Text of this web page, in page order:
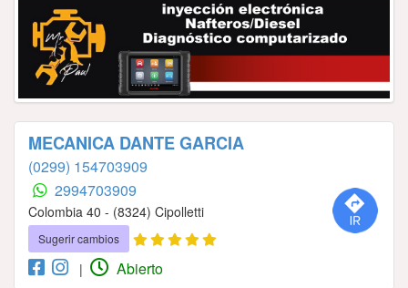
MECANICA DANTE GARCIA
(0299) 154703909
2994703909
Colombia 40 - (8324) Cipolletti
Sugerir cambios
| Abierto